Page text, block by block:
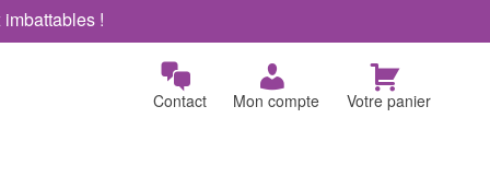
!
Contact
Mon compte Votre panier